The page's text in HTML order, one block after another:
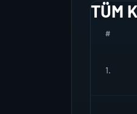
TÜM
#
1.